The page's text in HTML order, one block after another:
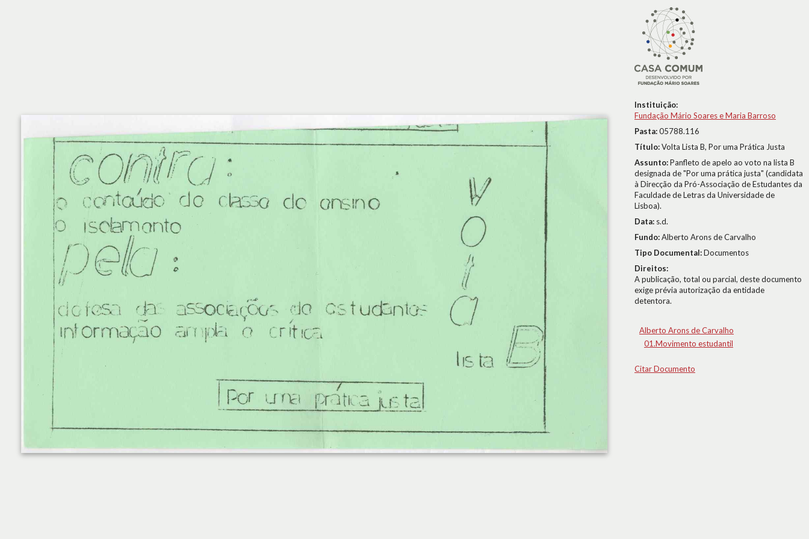
Instituição:
Fundação Mário Soares e Maria Barroso
Pasta:05788.116
Título:Volta Lista B, Por uma Prática Justa
Assunto:Panfleto de apelo ao voto na lista B
designada de "Por uma prática justa" (candidata
à Direcção da Pró-Associação de Estudantes da
Faculdade de Letras da Universidade de
Lisboa).
Data: s.d.
Fundo:Alberto Arons de Carvalho
Tipo Documental:Documentos
Direitos:
A publicação, total ou parcial, deste documento
exige prévia autorização da entidade
detentora.
Alberto Arons de Carvalho
01.Movimento estudantil
Citar Documento